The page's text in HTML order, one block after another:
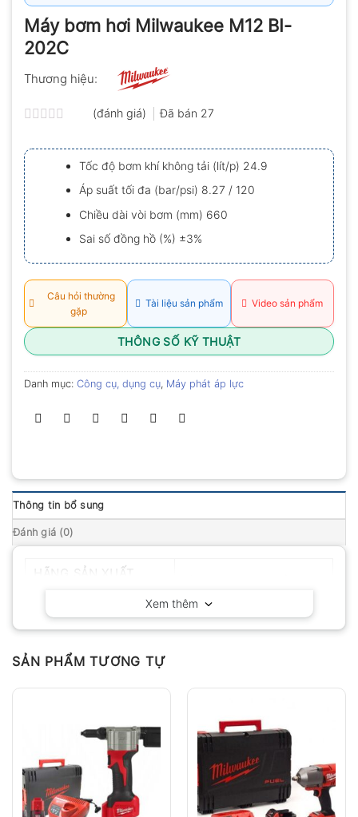
Máy bơm hơi Milwaukee M12 BI-
202C
Thương hiệu:
xếp
hạng
0.0
5
sao
(đánh giá) Đã bán 27
Tốc độ bơm khí không tải (lít/p) 24.9
Áp suất tối đa (bar/psi) 8.27 / 120
Chiều dài vòi bơm (mm) 660
Sai số đồng hồ (%) ±3%
Câu hỏi thường
gặp
Tài liệu sản phẩm Video sản phẩm
THÔNG SỐ KỸ THUẬT
Danh mục: Công cụ, dụng cụ, Máy phát áp lực
Thông tin bổ sung
Đánh giá (0)
Xem thêm
SẢN PHẨM TƯƠNG TỰ